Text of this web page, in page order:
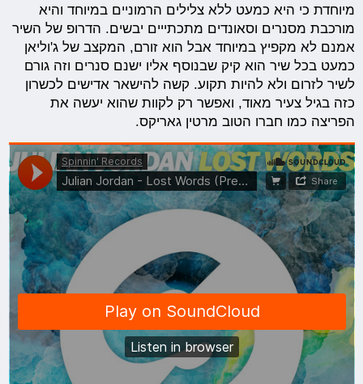
מיוחדת כי היא כמעט ללא צלילים הרמוניים במיוחד והיא
מורכבת מסנרים וסאונדים מתכתייים יבשים. הדרופ של השיר
אמנם לא מקפיץ במיוחד אבל הוא זורם, המקצב של ג'וליאן
כמעט בכל שיר הוא קיק שבנוסף אליו ישנם סנרים וזה גורם
לשיר לזרום ולא להיות תקוע. קשה להישאר אדישים לכשרון
כזה בגיל צעיר מאוד, ואפשר רק לקוות שהוא יעשה את
הפריצה כמו חברו הטוב מרטין גאריקס.